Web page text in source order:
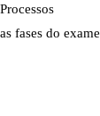
fases do exame